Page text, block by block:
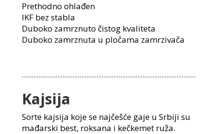
Prethodno ohlađen
IKF bez stabla
Duboko zamrznuto čistog kvaliteta
Duboko zamrznuta u pločama zamrzivača
Kajsija
Sorte kajsija koje se najčešće gaje u Srbiji su
mađarski best, roksana i kečkemet ruža.